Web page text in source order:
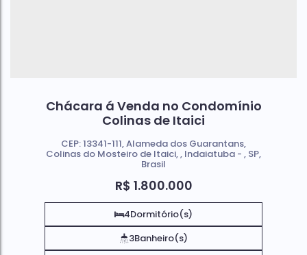
Chácara á Venda no Condomínio
Colinas de Itaici
R$ 1.800.000
CEP: 13341-111,Alameda dos Guarantans,
Colinas do Mosteiro de Itaici , Indaiatuba , SP,
Brasil
4Dormitório(s)
3Banheiro(s)